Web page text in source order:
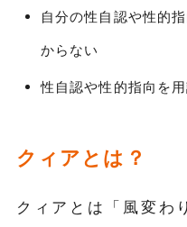
自分の性自認や性的
からない
性自認や性的指向を
クィアとは？
クィアとは「風変わ